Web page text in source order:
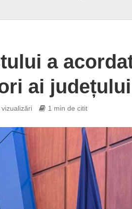
a
ai
1 min de citit